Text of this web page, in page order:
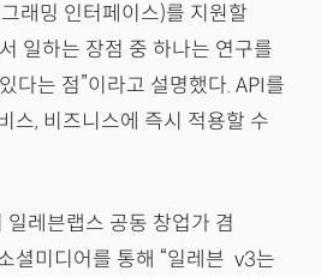
래밍 인터페이스)를 지원할
일하는 장점 중 하나는 연구를
다는 점”이라고 설명했다. API를
스, 비즈니스에 즉시 적용할 수
레븐랩스 공동 창업가 겸
셜미디어를 통해 “일레븐 v3는